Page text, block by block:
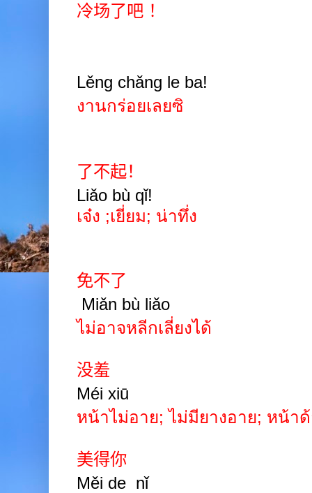
冷场了吧 ！
Lěng chǎng le ba!
งานกร่อยเลยซิ
了不起！
Liǎo bù qǐ!
เจ๋ง ;เยี่ยม; น่าทึ่ง
免不了
Miǎn bù liǎo
ไม่อาจหลีกเลี่ยงได้
没羞
Méi xiū
หน้าไม่อาย; ไม่มียางอาย; หน้า
美得你
Měi de nǐ